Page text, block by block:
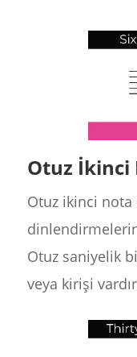
Otuz İkinci
Otuz ikinci nota
Otuz saniyelik
veya kirişi